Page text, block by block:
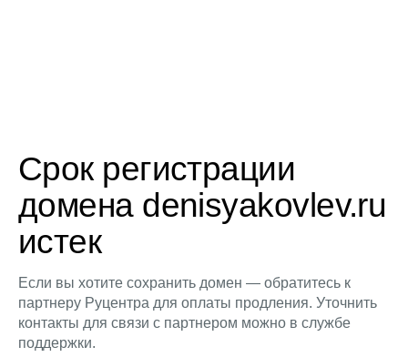
Срок регистрации
домена denisyakovlev.ru
истек
Если вы хотите сохранить домен — обратитесь к
партнеру Руцентра для оплаты продления. Уточнить
контакты для связи с партнером можно в службе
поддержки.